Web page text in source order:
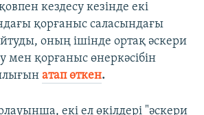
кездесу кезінде екі
қорғаныс саласындағы
оның ішінде ортақ әскери
мен қорғаныс өнеркәсібін
атап өткен.
екі ел өкілдері "әскери